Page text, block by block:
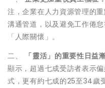
注，企業在人力資源管理的
溝通管道，以及避免工作倦
「人際關懷」。
二、
「靈活」的重要性日益
顯示，超過七成受訪者表示
式，更有約七成的25至34歲